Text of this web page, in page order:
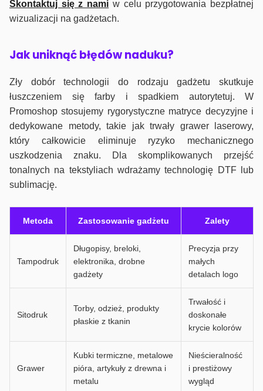
Skontaktuj się z nami w celu przygotowania bezpłatnej
wizualizacji na gadżetach.
Jak uniknąć błędów naduku?
Zły dobór technologii do rodzaju gadżetu skutkuje
łuszczeniem się farby i spadkiem autorytetuj. W
Promoshop stosujemy rygorystyczne matryce decyzyjne i
dedykowane metody, takie jak trwały grawer laserowy,
który całkowicie eliminuje ryzyko mechanicznego
uszkodzenia znaku. Dla skomplikowanych przejść
tonalnych na tekstyliach wdrażamy technologię DTF lub
sublimację.
Metoda Zastosowanie gadżetu Zalety
Tampodruk
Długopisy, breloki,
elektronika, drobne
gadżety
Precyzja przy
małych
detalach logo
Sitodruk
Torby, odzież, produkty
płaskie z tkanin
Trwałość i
doskonałe
krycie kolorów
Grawer
Kubki termiczne, metalowe
pióra, artykuły z drewna i
metalu
Nieścieralność
i prestiżowy
wygląd